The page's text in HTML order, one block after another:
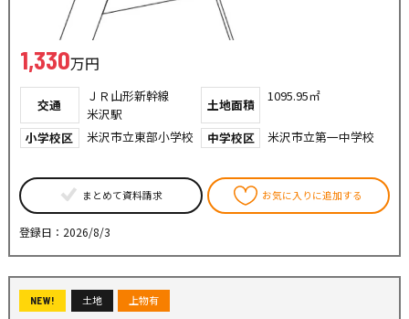
1,330万円
交通
ＪＲ山形新幹線
米沢駅
土地面積
1095.95㎡
小学校区 米沢市立東部小学校 中学校区 米沢市立第一中学校
まとめて資料請求 お気に入りに追加する
登録日：2026/8/3
NEW! 土地 上物有